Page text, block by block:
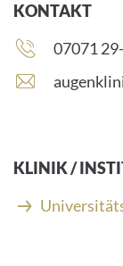
KONTAKT
07071
E
i
l
A
KLINIK /